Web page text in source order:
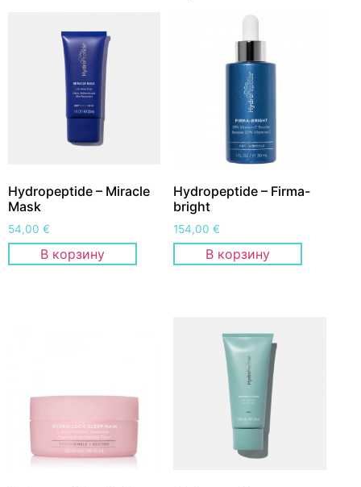
Hydropeptide – Miracle
Mask
54,00 €
В корзину
Hydropeptide – Firma-
bright
154,00€
В корзину